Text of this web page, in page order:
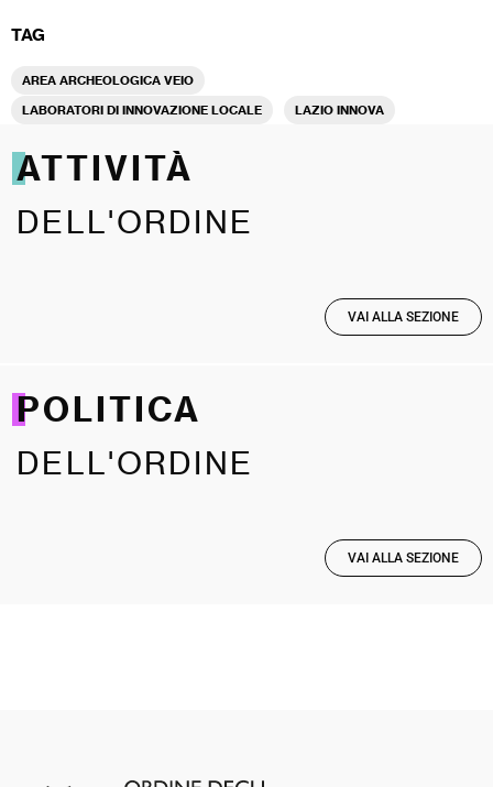
TAG
AREA ARCHEOLOGICA VEIO
LABORATORI DI INNOVAZIONE LOCALE
LAZIO INNOVA
ATTIVITÀ
DELL'ORDINE
VAI ALLA SEZIONE
POLITICA
DELL'ORDINE
VAI ALLA SEZIONE